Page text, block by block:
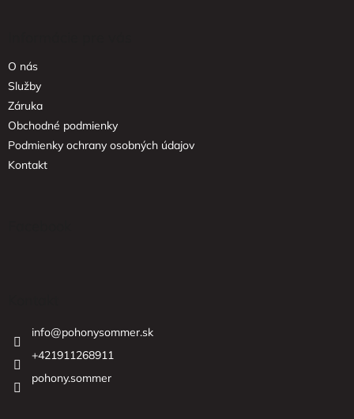
O nás
Služby
Záruka
Obchodné podmienky
Podmienky ochrany osobných údajov
Kontakt
info@pohonysommer.sk
+421911268911
pohony.sommer